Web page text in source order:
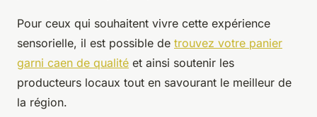
Pour ceux qui souhaitent vivre cette expérience
sensorielle, il est possible de trouvez votre panier
garni caen de qualité et ainsi soutenir les
producteurs locaux tout en savourant le meilleur de
la région.